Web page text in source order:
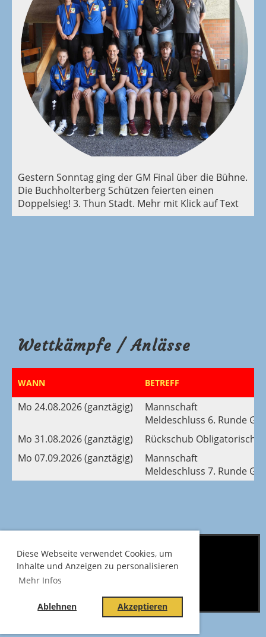
Diese Webseite verwendet Cookies, um
Inhalte und Anzeigen zu personalisieren
Mehr Infos
Ablehnen Akzeptieren
Gestern Sonntag ging der GM Final über die Bühne.
Die Buchholterberg Schützen feierten einen
Doppelsieg! 3. Thun Stadt. Mehr mit Klick auf Text
Wettkämpfe / Anlässe
WANN BETREFF
Mo 24.08.2026 (ganztägig)
Mannschaft
Meldeschluss 6. Runde
Mo 31.08.2026 (ganztägig)
Rückschub Obligatorisch,
Mo 07.09.2026 (ganztägig)
Mannschaft
Meldeschluss 7. Runde
Oberländischer Schützenverband Bern